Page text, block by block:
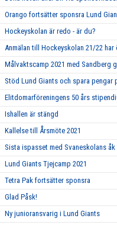
Orango fortsätter sponsra Lund
Hockeyskolan är redo - är du?
Anmälan till Hockeyskolan 21/22 har
Målvaktscamp 2021 med Sandberg
Stöd Lund Giants och spara pengar
Elitdomarföreningens 50 års
Ishallen är stängd
Kallelse till Årsmöte 2021
Sista ispasset med Svaneskolans åk
Lund Giants Tjejcamp 2021
Tetra Pak fortsätter sponsra
Glad Påsk!
Ny junioransvarig i Lund Giants